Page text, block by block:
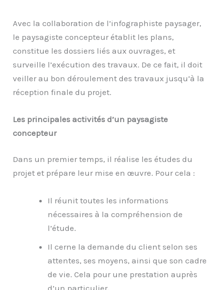
Avec la collaboration de l’infographiste paysager,
le paysagiste concepteur établit les plans,
constitue les dossiers liés aux ouvrages, et
surveille l’exécution des travaux. De ce fait, il doit
veiller au bon déroulement des travaux jusqu’à la
réception finale du projet.
Les principales activités d’un paysagiste
concepteur
Dans un premier temps, il réalise les études du
projet et prépare leur mise en œuvre. Pour cela :
Il réunit toutes les informations
nécessaires à la compréhension de
l’étude.
Il cerne la demande du client selon ses
attentes, ses moyens, ainsi que son cadre
de vie. Cela pour une prestation auprès
d’un particulier.